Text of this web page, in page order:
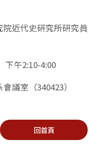
近代史研究所研究員
下午2:10-4:00
議室（340423）
回首頁